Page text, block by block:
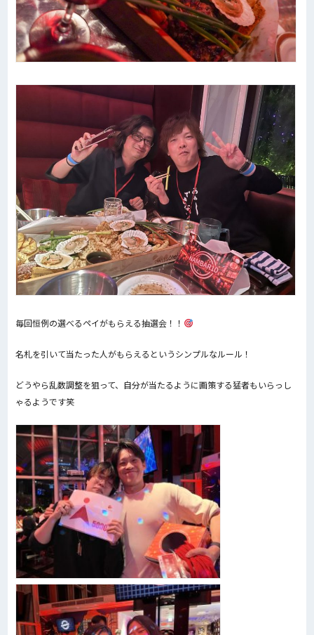
毎回恒例の選べるペイがもらえる抽選会！！
名札を引いて当たった人がもらえるというシンプルなルール！
どうやら乱数調整を狙って、自分が当たるように画策する猛者もいらっし
ゃるようです笑